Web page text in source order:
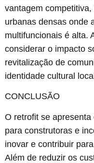
vantagem
urbanas densas onde
multifuncionais é alta.
considerar o impacto
revitalização de
identidade cultural
CONCLUSÃO
O retrofit se
para construtoras e
inovar e contribuir
Além de reduzir os